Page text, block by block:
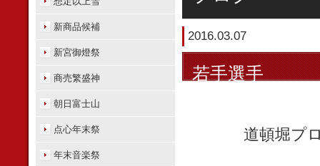
2016.03.07
若手選手
道頓堀プ
新商品候補
新宮御燈祭
商売繁盛神
朝日富士山
点心年末祭
年末音楽祭